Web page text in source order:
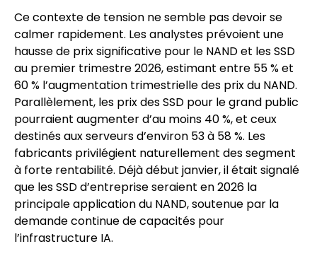
Ce contexte de tension ne semble pas devoir se
calmer rapidement. Les analystes prévoient une
hausse de prix significative pour le NAND et les SSD
au premier trimestre 2026, estimant entre 55 % et
60 % l’augmentation trimestrielle des prix du NAND.
Parallèlement, les prix des SSD pour le grand public
pourraient augmenter d’au moins 40 %, et ceux
destinés aux serveurs d’environ 53 à 58 %. Les
fabricants privilégient naturellement des segment
à forte rentabilité. Déjà début janvier, il était signalé
que les SSD d’entreprise seraient en 2026 la
principale application du NAND, soutenue par la
demande continue de capacités pour
l’infrastructure IA.